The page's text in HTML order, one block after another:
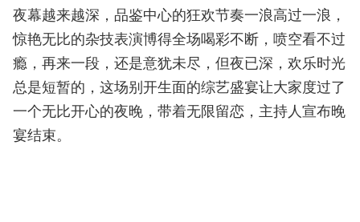
夜幕越来越深，品鉴中心的狂欢节奏一浪高过一浪，
惊艳无比的杂技表演博得全场喝彩不断，喷空看不过
瘾，再来一段，还是意犹未尽，但夜已深，欢乐时光
总是短暂的，这场别开生面的综艺盛宴让大家度过了
一个无比开心的夜晚，带着无限留恋，主持人宣布晚
宴结束。